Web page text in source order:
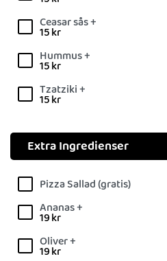
Ceasar sås +
15kr
Hummus +
15kr
Tzatziki +
15kr
Extra Ingredienser
Pizza Sallad (gratis)
Ananas +
19kr
Oliver +
19kr